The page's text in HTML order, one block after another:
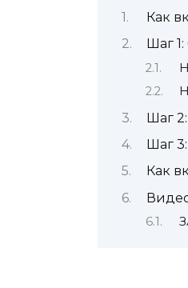
Как
Шаг
Шаг
Шаг
Как